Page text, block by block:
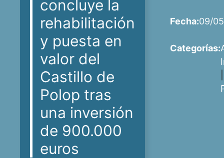
concluye la
rehabilitación
y puesta en
valor del
Castillo de
Polop tras
una inversión
de 900.000
euros
Fecha:09/
Categorías: